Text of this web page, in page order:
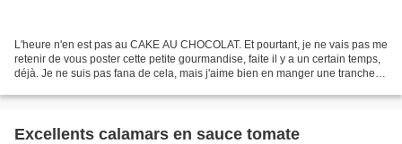
L'heure n'en est pas au CAKE AU CHOCOLAT. Et pourtant, je ne vais pas me
retenir de vous poster cette petite gourmandise, faite il y a un certain temps,
déjà. Je ne suis pas fana de cela, mais j'aime bien en manger une tranche,
Excellents calamars en sauce tomate